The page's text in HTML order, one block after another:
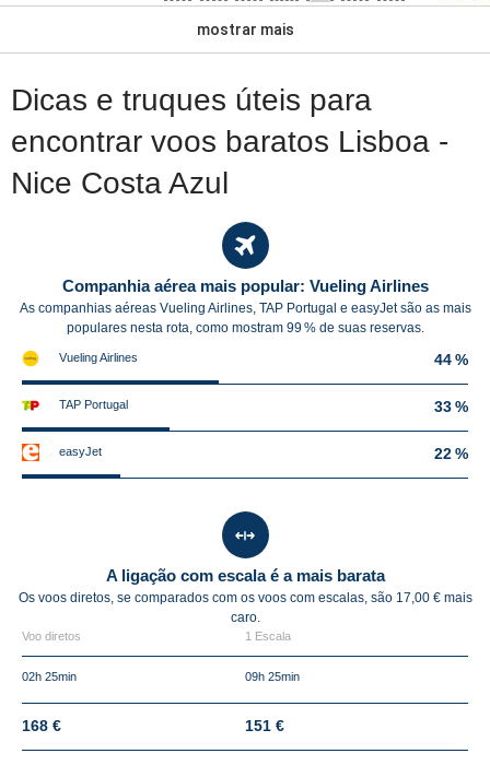
mostrar mais
Dicas e truques úteis para
encontrar voos baratos Lisboa -
Nice Costa Azul
Companhia aérea mais popular: Vueling Airlines
As companhias aéreas Vueling Airlines, TAP Portugal e easyJet são as mais
populares nesta rota, como mostram 99 % de suas reservas.
Vueling Airlines 44 %
TAP Portugal 33 %
easyJet 22 %
A ligação com escala é a mais barata
Os voos diretos, se comparados com os voos com escalas, são 17,00 € mais
caro.
Voo diretos 1 Escala
02h 25min 09h 25min
168 € 151 €